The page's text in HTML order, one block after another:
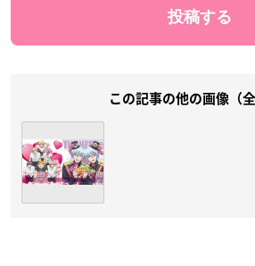
この記事の他の画像（全